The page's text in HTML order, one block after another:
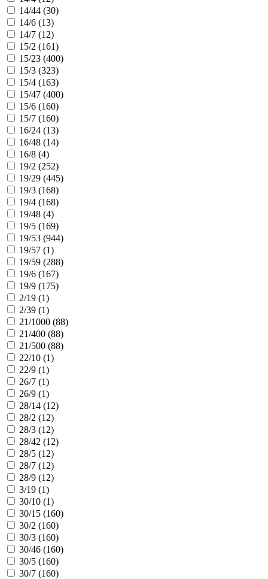
14/44 (30)
14/6 (13)
14/7 (12)
15/2 (161)
15/23 (400)
15/3 (323)
15/4 (163)
15/47 (400)
15/6 (160)
15/7 (160)
16/24 (13)
16/48 (14)
16/8 (4)
19/2 (252)
19/29 (445)
19/3 (168)
19/4 (168)
19/48 (4)
19/5 (169)
19/53 (944)
19/57 (1)
19/59 (288)
19/6 (167)
19/9 (175)
2/19 (1)
2/39 (1)
21/1000 (88)
21/400 (88)
21/500 (88)
22/10 (1)
22/9 (1)
26/7 (1)
26/9 (1)
28/14 (12)
28/2 (12)
28/3 (12)
28/42 (12)
28/5 (12)
28/7 (12)
28/9 (12)
3/19 (1)
30/10 (1)
30/15 (160)
30/2 (160)
30/3 (160)
30/46 (160)
30/5 (160)
30/7 (160)